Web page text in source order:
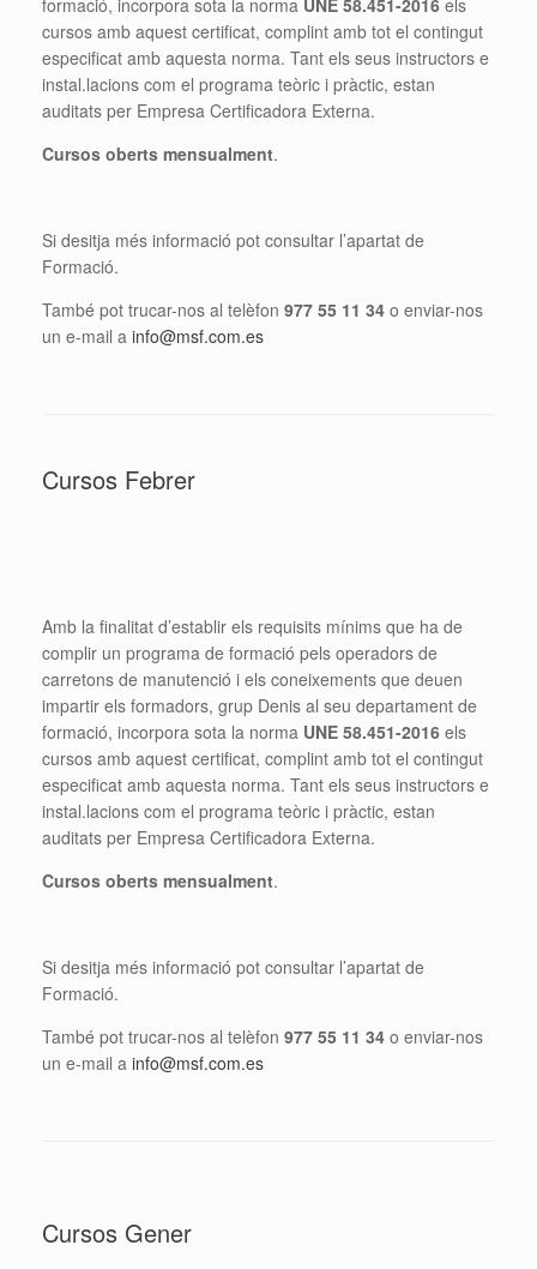
formació, incorpora sota la norma UNE 58.451-2016 els
cursos amb aquest certificat, complint amb tot el contingut
especificat amb aquesta norma. Tant els seus instructors e
instal.lacions com el programa teòric i pràctic, estan
auditats per Empresa Certificadora Externa.
Cursos oberts mensualment.
Si desitja més informació pot consultar l’apartat de
Formació.
També pot trucar-nos al telèfon 977 55 11 34 o enviar-nos
un e-mail a info@msf.com.es
Cursos Febrer
Amb la finalitat d’establir els requisits mínims que ha de
complir un programa de formació pels operadors de
carretons de manutenció i els coneixements que deuen
impartir els formadors, grup Denis al seu departament de
formació, incorpora sota la norma UNE 58.451-2016 els
cursos amb aquest certificat, complint amb tot el contingut
especificat amb aquesta norma. Tant els seus instructors e
instal.lacions com el programa teòric i pràctic, estan
auditats per Empresa Certificadora Externa.
Cursos oberts mensualment.
Si desitja més informació pot consultar l’apartat de
Formació.
També pot trucar-nos al telèfon 977 55 11 34 o enviar-nos
un e-mail a info@msf.com.es
Cursos Gener